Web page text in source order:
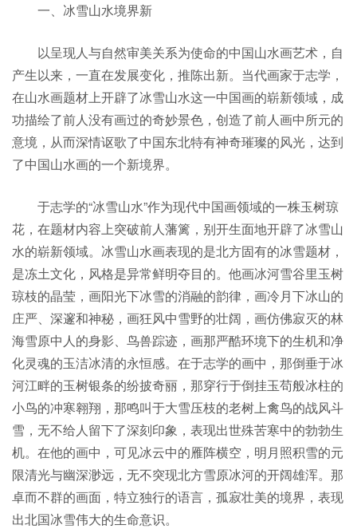
一、冰雪山水境界新
以呈现人与自然审美关系为使命的中国山水画艺术，自
产生以来，一直在发展变化，推陈出新。当代画家于志学，
在山水画题材上开辟了冰雪山水这一中国画的崭新领域，成
功描绘了前人没有画过的奇妙景色，创造了前人画中所元的
意境，从而深情讴歌了中国东北特有神奇璀璨的风光，达到
了中国山水画的一个新境界。
于志学的“冰雪山水”作为现代中国画领域的一株玉树琼
花，在题材内容上突破前人藩篱，别开生面地开辟了冰雪山
水的崭新领域。冰雪山水画表现的是北方固有的冰雪题材，
是冻土文化，风格是异常鲜明夺目的。他画冰河雪谷里玉树
琼枝的晶莹，画阳光下冰雪的消融的韵律，画冷月下冰山的
庄严、深邃和神秘，画狂风中雪野的壮阔，画仿佛寂灭的林
海雪原中人的身影、鸟兽踪迹，画那严酷环境下的生机和净
化灵魂的玉洁冰清的永恒感。在于志学的画中，那倒垂于冰
河江畔的玉树银条的纷披奇丽，那穿行于倒挂玉苟般冰柱的
小鸟的冲寒翱翔，那鸣叫于大雪压枝的老树上禽鸟的战风斗
雪，无不给人留下了深刻印象，表现出世殊苦寒中的勃勃生
机。在他的画中，可见冰云中的雁阵横空，明月照积雪的元
限清光与幽深渺远，无不突现北方雪原冰河的开阔雄浑。那
卓而不群的画面，特立独行的语言，孤寂壮美的境界，表现
出北国冰雪伟大的生命意识。